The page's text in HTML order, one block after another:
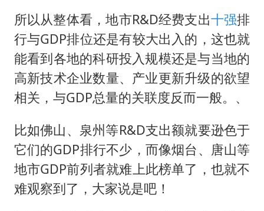
所以从整体看，地市R&D经费支出十强排
行与GDP排位还是有较大出入的，这也就
能看到各地的科研投入规模还是与当地的
高新技术企业数量、产业更新升级的欲望
相关，与GDP总量的关联度反而一般。、
比如佛山、泉州等R&D支出额就要逊色于
它们的GDP排行不少，而像烟台、唐山等
地市GDP前列者就难上此榜单了，也就不
难观察到了，大家说是吧！